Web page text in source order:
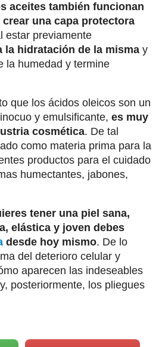
aceites también funcionan
una capa protectora
estar previamente
la hidratación de la misma y
la humedad y termine
que los ácidos oleicos son un
y emulsificante, es muy
cosmética. De tal
como materia prima para la
productos para el cuidado
humectantes, jabones,
tener una piel sana,
elástica y joven debes
desde hoy mismo. De lo
del deterioro celular y
aparecen las indeseables
posteriormente, los pliegues